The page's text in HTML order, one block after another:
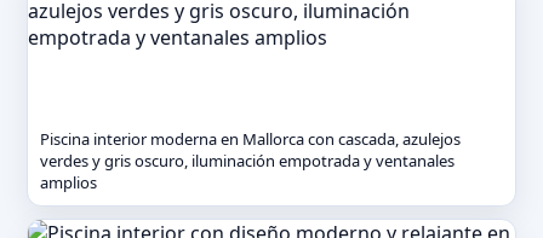
Piscina interior moderna en Mallorca con cascada, azulejos
verdes y gris oscuro, iluminación empotrada y ventanales
amplios